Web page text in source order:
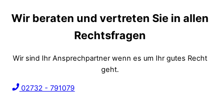
Wir beraten und vertreten Sie in allen
Rechtsfragen
Wir sind Ihr Ansprechpartner wenn es um Ihr gutes Recht
geht.
02732 - 791079